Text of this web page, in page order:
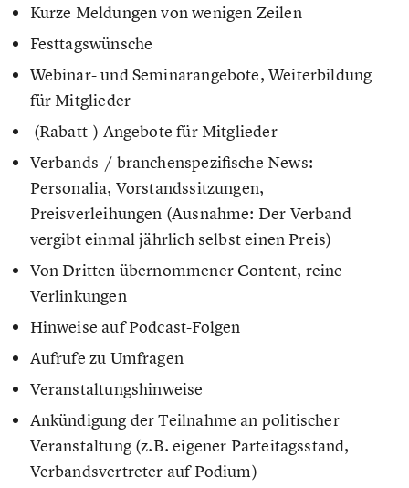
Kurze Meldungen von wenigen Zeilen
Festtagswünsche
Webinar- und Seminarangebote, Weiterbildung
für Mitglieder
(Rabatt-) Angebote für Mitglieder
Verbands-/ branchenspezifische News:
Personalia, Vorstandssitzungen,
Preisverleihungen (Ausnahme: Der Verband
vergibt einmal jährlich selbst einen Preis)
Von Dritten übernommener Content, reine
Verlinkungen
Hinweise auf Podcast-Folgen
Aufrufe zu Umfragen
Veranstaltungshinweise
Ankündigung der Teilnahme an politischer
Veranstaltung (z.B. eigener Parteitagsstand,
Verbandsvertreter auf Podium)